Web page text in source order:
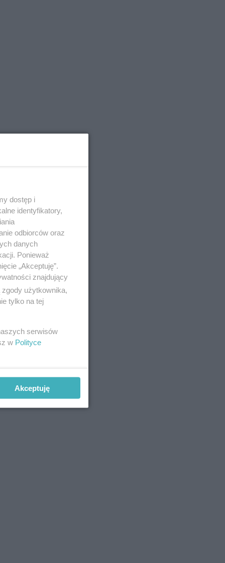
dostęp i
identyfikatory,
odbiorców oraz
danych
Ponieważ
„Akceptuję”.
znajdujący
użytkownika,
tylko na tej
serwisów
w Polityce
Akceptuję